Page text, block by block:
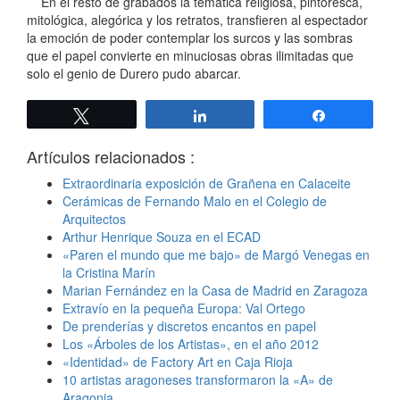
mitológica, alegórica y los retratos, transfieren al espectador
la emoción de poder contemplar los surcos y las sombras
que el papel convierte en minuciosas obras ilimitadas que
solo el genio de Durero pudo abarcar.
Artículos relacionados :
Extraordinaria exposición de Grañena en Calaceite
Cerámicas de Fernando Malo en el Colegio de
Arquitectos
Arthur Henrique Souza en el ECAD
«Paren el mundo que me bajo» de Margó Venegas en
la Cristina Marín
Marian Fernández en la Casa de Madrid en Zaragoza
Extravío en la pequeña Europa: Val Ortego
De prenderías y discretos encantos en papel
Los «Árboles de los Artistas», en el año 2012
«Identidad» de Factory Art en Caja Rioja
10 artistas aragoneses transformaron la «A» de